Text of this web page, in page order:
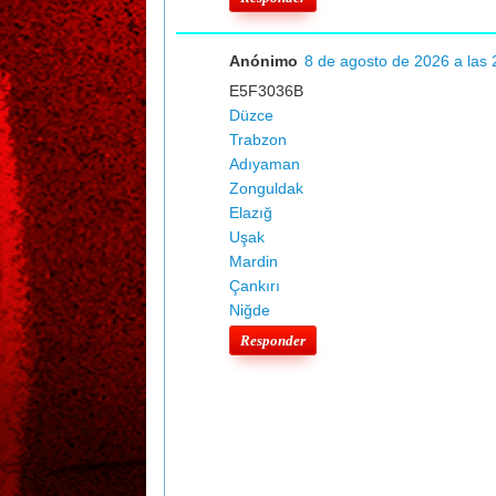
Anónimo 8 de agosto de 2026 a las
E5F3036B
Düzce
Trabzon
Adıyaman
Zonguldak
Elazığ
Uşak
Mardin
Çankırı
Niğde
Responder